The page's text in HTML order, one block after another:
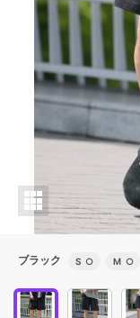
ブラック S ○ M ○